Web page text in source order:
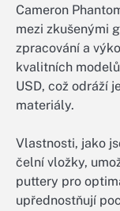
Cameron
mezi zkušenými
zpracování a
kvalitních
USD, což odráží
materiály.
Vlastnosti, jako
čelní vložky,
puttery pro
upřednostňují